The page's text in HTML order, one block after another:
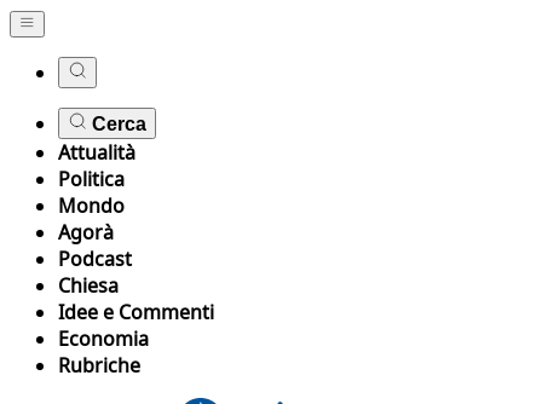
Cerca
Attualità
Politica
Mondo
Agorà
Podcast
Chiesa
Idee e Commenti
Economia
Rubriche